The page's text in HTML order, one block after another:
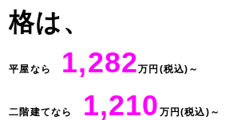
格は、
平屋なら 1,282万円(税込)～
二階建てなら 1,210 万円(税込)～